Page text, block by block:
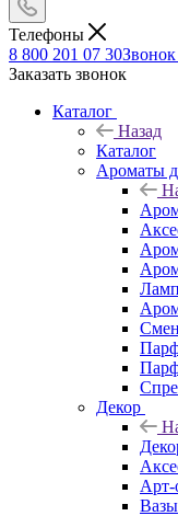
Телефоны
8 800 201 07 30
Заказать звонок
Каталог
Назад
Каталог
Ароматы
Декор
Арт-
Вазы